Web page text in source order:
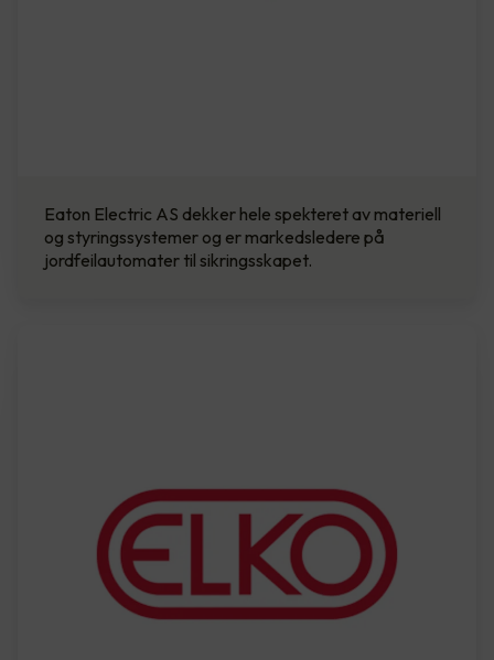
Eaton Electric AS dekker hele spekteret av materiell
og styringssystemer og er markedsledere på
jordfeilautomater til sikringsskapet.